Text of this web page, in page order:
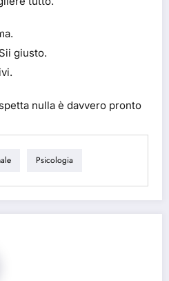
giusto.
nulla è davvero pronto
Psicologia